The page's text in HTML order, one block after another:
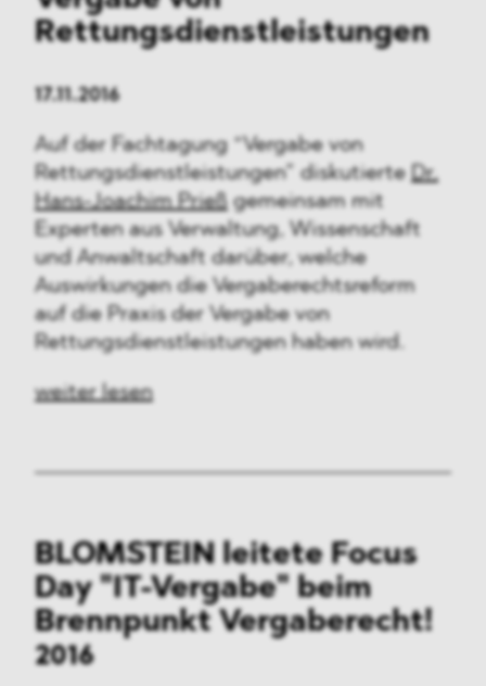
Rettungsdienstleistungen
17.11.2016
Auf der Fachtagung “Vergabe von
Rettungsdienstleistungen” diskutierte Dr.
Hans-Joachim Prießgemeinsam mit
Experten aus Verwaltung, Wissenschaft
und Anwaltschaft darüber, welche
Auswirkungen die Vergaberechtsreform
auf die Praxis der Vergabe von
Rettungsdienstleistungen haben wird.
weiter lesen
BLOMSTEIN leitete Focus
Day "IT-Vergabe" beim
Brennpunkt Vergaberecht!
2016